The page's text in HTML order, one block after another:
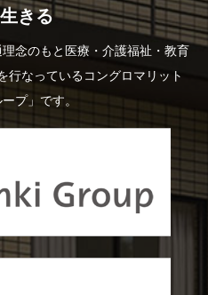
きる
念のもと医療・介護福祉・教育
行なっているコングロマリット
プ」です。